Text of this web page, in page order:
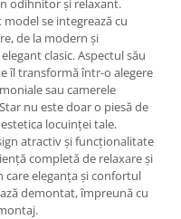
odihnitor și relaxant.
se integrează cu
de la modern și
clasic. Aspectul său
îl transformă într-o alegere
sau camerele
nu este doar o piesă de
locuinței tale.
atractiv și funcționalitate
completă de relaxare și
eleganța și confortul
demontat, împreună cu